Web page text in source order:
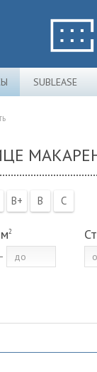
SUBLEASE
B+ B C
2